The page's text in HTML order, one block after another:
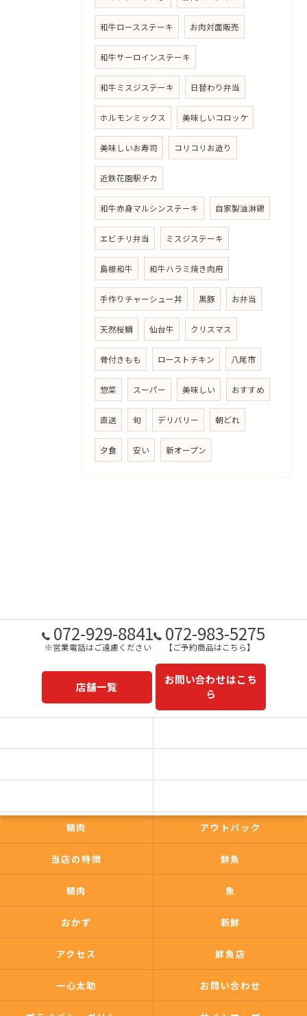
和牛ロースステーキ お肉対面販売
和牛サーロインステーキ
和牛ミスジステーキ 日替わり弁当
ホルモンミックス 美味しいコロッケ
美味しいお寿司 コリコリお造り
近鉄花園駅チカ
和牛赤身マルシンステーキ 自家製油淋鶏
エビチリ弁当 ミスジステーキ
島根和牛 和牛ハラミ焼き肉用
手作りチャーシュー丼 黒豚 お弁当
天然桜鯛 仙台牛 クリスマス
骨付きもも ローストチキン 八尾市
惣菜 スーパー 美味しい おすすめ
直送 旬 デリバリー 朝どれ
夕食 安い 新オープン
072-929-8841
※営業電話はご遠慮ください
072-983-5275
【ご予約商品はこちら】
店舗一覧
お問い合わせはこち
ら
精肉 アウトパック
当店の特徴 鮮魚
精肉 魚
おかず 新鮮
アクセス 鮮魚店
一心太助 お問い合わせ